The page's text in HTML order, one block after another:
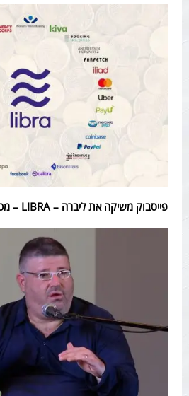
פייסבוק משיקה את ליברה – LIBRA – מטבע קריפטוגרפי בינלאומי